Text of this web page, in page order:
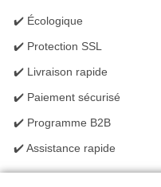
✔️ Écologique
✔️ Protection SSL
✔️ Livraison rapide
✔️ Paiement sécurisé
✔️ Programme B2B
✔️ Assistance rapide